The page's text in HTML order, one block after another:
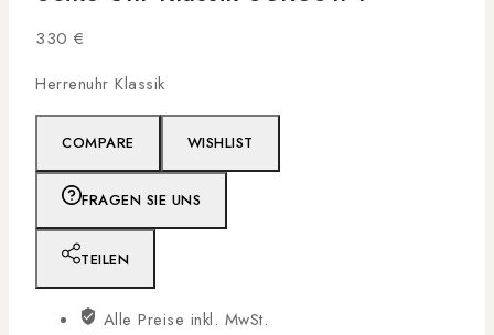
330 €
Herrenuhr Klassik
COMPARE WISHLIST
FRAGEN SIE UNS
TEILEN
Alle Preise inkl. MwSt.